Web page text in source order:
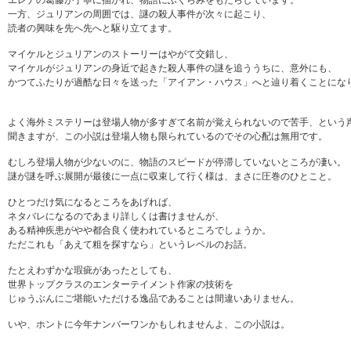
一方、ジュリアンの周囲では、謎の殺人事件が次々に起こり、
読者の興味を先へ先へと駆り立てます。
マイケルとジュリアンのストーリーはやがて交錯し、
マイケルがジュリアンの身近で起きた殺人事件の謎を追ううちに、意外にも、
かつてふたりが過酷な日々を送った「アイアン・ハウス」へと辿り着くことにな
よく海外ミステリーは登場人物が多すぎて名前が覚えられないので苦手、という
聞きますが、この小説は登場人物も限られているのでその心配は無用です。
むしろ登場人物が少ないのに、物語のスピードが停滞していないところが凄い。
謎が謎を呼ぶ展開が最後に一点に収束して行く様は、まさに圧巻のひとこと。
ひとつだけ気になるところをあげれば、
ネタバレになるのであまり詳しくは書けませんが、
ある精神疾患がやや都合良く使われているところでしょうか。
ただこれも「あえて粗を探すなら」というレベルのお話。
たとえわずかな瑕疵があったとしても、
世界トップクラスのエンターテイメント作家の技術を
じゅうぶんにご堪能いただける逸品であることは間違いありません。
いや、ホントに今年ナンバーワンかもしれませんよ、この小説は。